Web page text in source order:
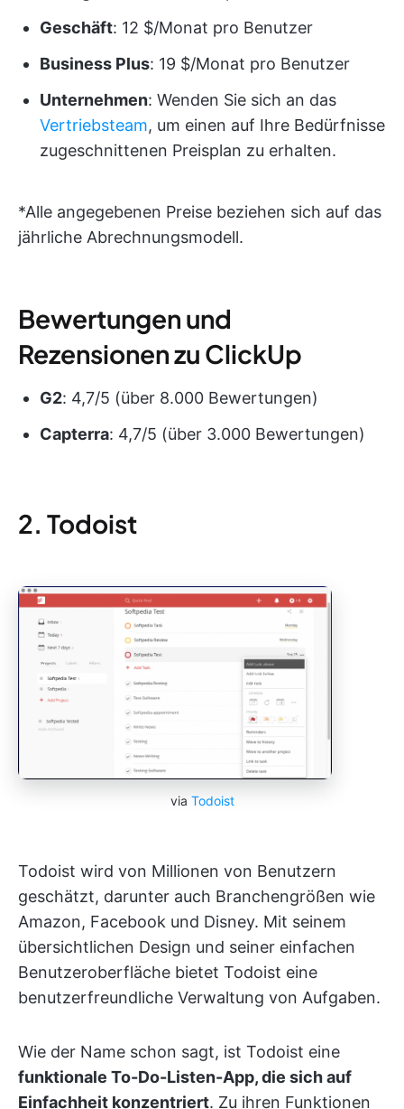
Geschäft: 12 $/Monat pro Benutzer
Business Plus: 19 $/Monat pro Benutzer
Unternehmen: Wenden Sie sich an das
Vertriebsteam, um einen auf Ihre Bedürfnisse
zugeschnittenen Preisplan zu erhalten.
*Alle angegebenen Preise beziehen sich auf das
jährliche Abrechnungsmodell.
Bewertungen und
Rezensionen zu ClickUp
G2: 4,7/5 (über 8.000 Bewertungen)
Capterra: 4,7/5 (über 3.000 Bewertungen)
2. Todoist
via Todoist
Todoist wird von Millionen von Benutzern
geschätzt, darunter auch Branchengrößen wie
Amazon, Facebook und Disney. Mit seinem
übersichtlichen Design und seiner einfachen
Benutzeroberfläche bietet Todoist eine
benutzerfreundliche Verwaltung von Aufgaben.
Wie der Name schon sagt, ist Todoist eine
funktionale To-Do-Listen-App, die sich auf
Einfachheit konzentriert. Zu ihren Funktionen